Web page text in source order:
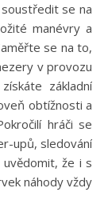
se na
manévry a
se na to,
v provozu
základní
obtížnosti a
hráči se
upů, sledování
že i s
náhody vždy